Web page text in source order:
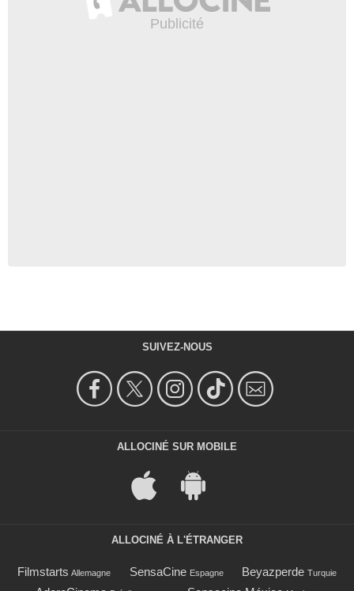
SUIVEZ-NOUS
ALLOCINÉ SUR MOBILE
ALLOCINÉ À L'ÉTRANGER
Filmstarts Allemagne SensaCine Espagne Beyazperde Turquie